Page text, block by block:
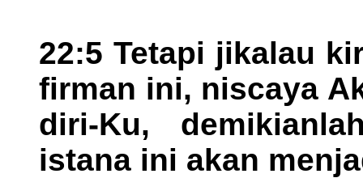
22:5 Tetapi jikalau
firman ini, niscaya
diri-Ku,
istana ini akan